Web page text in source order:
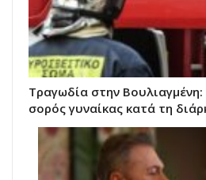
Τραγωδία στην
σορός γυναίκας κατά τη